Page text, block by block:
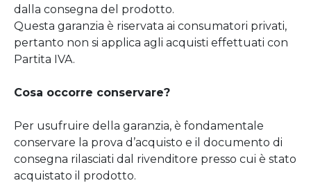
dalla consegna del prodotto.
Questa garanzia è riservata ai consumatori privati,
pertanto non si applica agli acquisti effettuati con
Partita IVA.
Cosa occorre conservare?
Per usufruire della garanzia, è fondamentale
conservare la prova d’acquisto e il documento di
consegna rilasciati dal rivenditore presso cui è stato
acquistato il prodotto.